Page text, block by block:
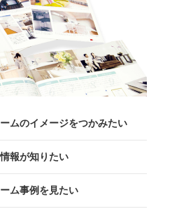
ムのイメージをつかみたい
報が知りたい
ム事例を見たい